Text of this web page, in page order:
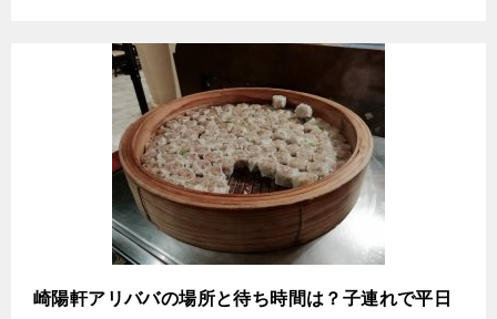
崎陽軒アリババの場所と待ち時間は？子連れで平日